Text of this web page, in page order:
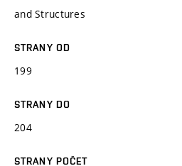
and Structures
STRANY OD
199
STRANY DO
204
STRANY POČET